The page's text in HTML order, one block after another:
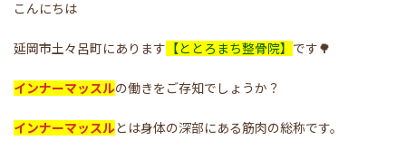
こんにちは
延岡市土々呂町にあります 【ととろまち整骨院】 です🌳
インナーマッスルの働きをご存知でしょうか？
インナーマッスルとは身体の深部にある筋肉の総称です。